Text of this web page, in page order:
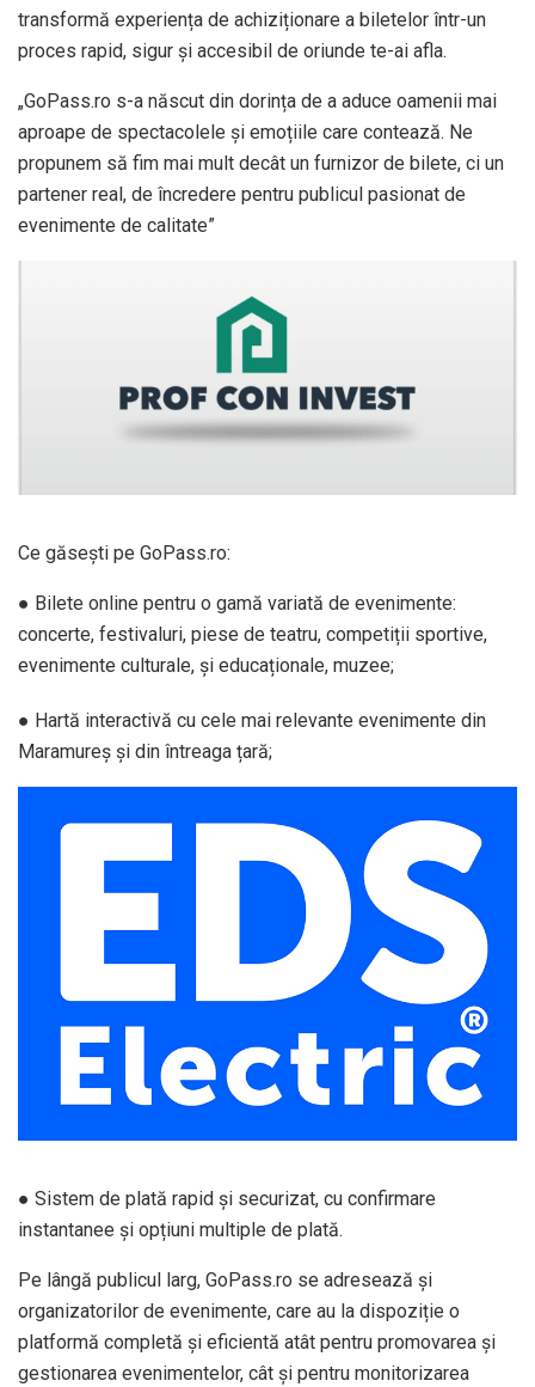
transformă experiența de achiziționare a biletelor într-un
proces rapid, sigur și accesibil de oriunde te-ai afla.
„GoPass.ro s-a născut din dorința de a aduce oamenii mai
aproape de spectacolele și emoțiile care contează. Ne
propunem să fim mai mult decât un furnizor de bilete, ci un
partener real, de încredere pentru publicul pasionat de
evenimente de calitate”
Ce găsești pe GoPass.ro:
● Bilete online pentru o gamă variată de evenimente:
concerte, festivaluri, piese de teatru, competiții sportive,
evenimente culturale, și educaționale, muzee;
● Hartă interactivă cu cele mai relevante evenimente din
Maramureș și din întreaga țară;
● Sistem de plată rapid și securizat, cu confirmare
instantanee și opțiuni multiple de plată.
Pe lângă publicul larg, GoPass.ro se adresează și
organizatorilor de evenimente, care au la dispoziție o
platformă completă și eficientă atât pentru promovarea și
gestionarea evenimentelor, cât și pentru monitorizarea